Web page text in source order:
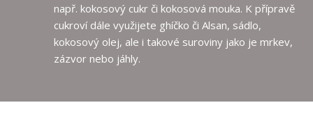
např. kokosový cukr či kokosová mouka. K přípravě
cukroví dále využijete ghíčko či Alsan, sádlo,
kokosový olej, ale i takové suroviny jako je mrkev,
zázvor nebo jáhly.